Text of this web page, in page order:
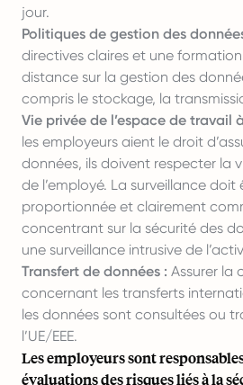
jour.
Politiques de gestion des
directives claires et une
distance sur la gestion des
compris le stockage, la
Vie privée de l’espace de travail
les employeurs aient le droit
données, ils doivent respecter la
de l’employé. La surveillance doit
proportionnée et clairement
concentrant sur la sécurité des
une surveillance intrusive de
Transfert de données : Assurer la
concernant les transferts
les données sont consultées ou
l’UE/EEE.
Les employeurs sont
évaluations des risques liés à la